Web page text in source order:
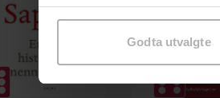
samtykke til spesifikke
Godta utvalgte